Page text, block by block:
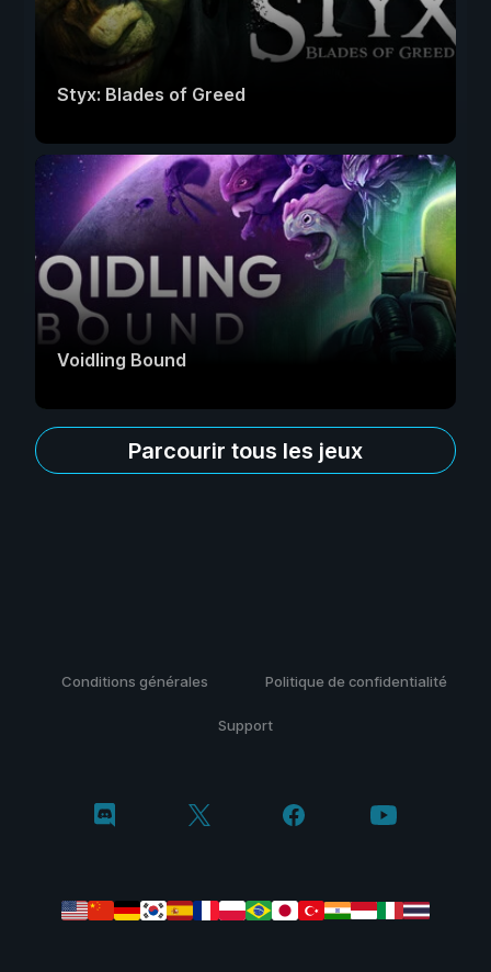
Styx: Blades of Greed
Voidling Bound
Parcourir tous les jeux
Conditions générales Politique de confidentialité
Support